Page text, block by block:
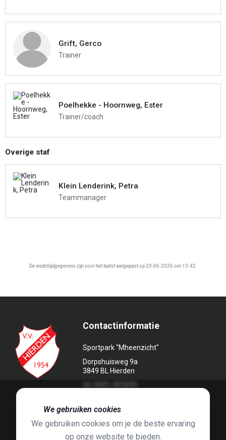
Grift, Gerco
Trainer
Poelhekke - Hoornweg, Ester
Trainer/coach
Overige staf
Klein Lenderink, Petra
Teammanager
De wedstrijdgegevens zijn voor het laatst aangepast op 20-06-2026 om 13:42.
Contactinformatie
Sportpark "Mheenzicht"
Dorpshuisweg 9a
3849 BL Hierden
We gebruiken cookies
We gebruiken cookies om je de beste ervaring
op onze website te bieden.